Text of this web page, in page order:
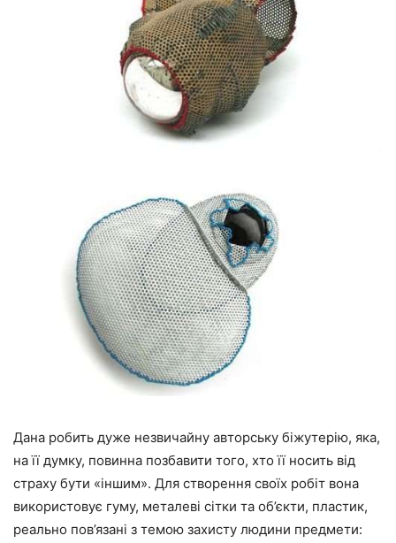
Дана робить дуже незвичайну авторську біжутерію, яка,
на її думку, повинна позбавити того, хто її носить від
страху бути «іншим». Для створення своїх робіт вона
використовує гуму, металеві сітки та об’єкти, пластик,
реально пов’язані з темою захисту людини предмети: